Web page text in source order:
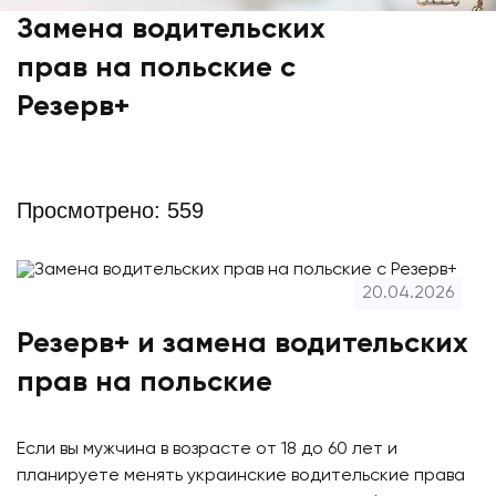
Замена водительских
прав на польские с
Резерв+
Просмотрено: 559
20.04.2026
Резерв+ и замена водительских
прав на польские
Если вы мужчина в возрасте от 18 до 60 лет и
планируете менять украинские водительские права